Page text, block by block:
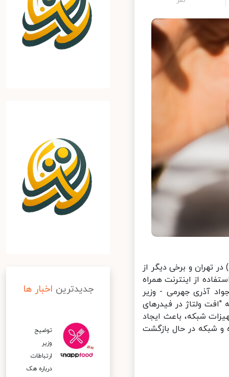
همراه اول از حدود ساعت ۱۳ امروز (۳۰ خرداد) در تهران و برخی دیگر از
از اینترنت همراه
باره محمدجواد آذری جهرمی - وزیر
ولتاژ در فیدرهای
شبکه، باعث ایجاد
شبکه در حال بازگشت
جدیدترین اخبار ها
توضیح
وزیر
ارتباطات
درباره هک